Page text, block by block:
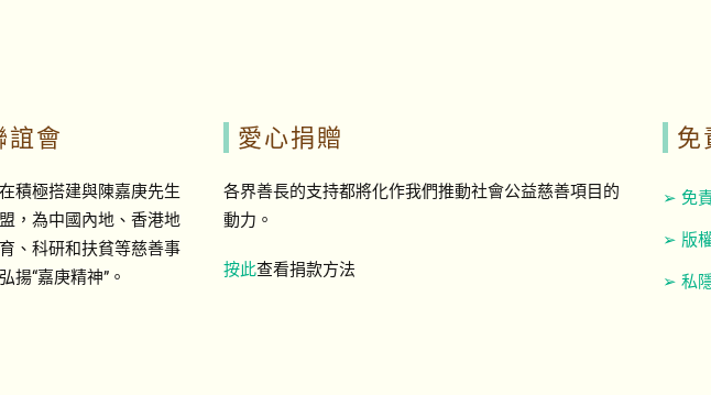
誼會
積極搭建與陳嘉庚先生
，為中國內地、香港地
、科研和扶貧等慈善事
揚“嘉庚精神”。
愛心捐贈
各界善長的支持都將化作我們推動社會公益慈善項目的
動力。
按此查看捐款方法
免
➢ 免
➢ 版
➢ 私